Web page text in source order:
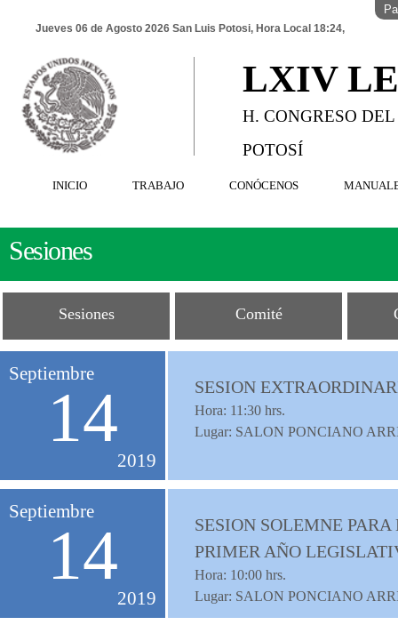
Jueves 06 de Agosto 2026 San Luis Potosi, Hora Local 18:24,
LXIV
H. CONGRESO
POTOSÍ
INICIO TRABAJO CONÓCENOS
Sesiones
Sesiones Comité
Septiembre
14
2019
SESION
Hora: 11:30 hrs.
Lugar: SALON PONCIANO
Septiembre
14
2019
SESION SOLEMNE
PRIMER AÑO
Hora: 10:00 hrs.
Lugar: SALON PONCIANO